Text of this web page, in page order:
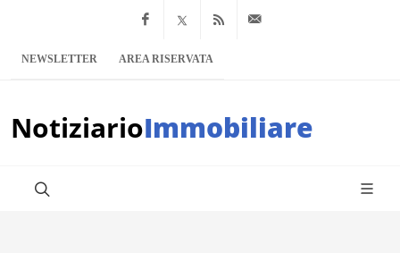
Facebook
x.com Feed RSS
NEWSLETTER AREA RISERVATA
NotiziarioImmobiliare